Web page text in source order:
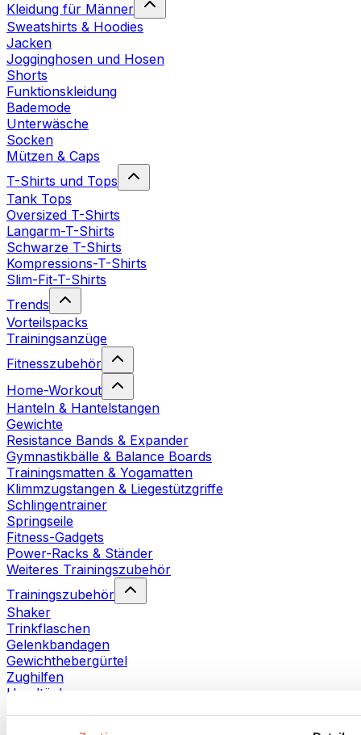
Kleidung für Männer
Sweatshirts & Hoodies
Jacken
Jogginghosen und Hosen
Shorts
Funktionskleidung
Bademode
Unterwäsche
Socken
Mützen & Caps
T-Shirts und Tops
Tank Tops
Oversized T-Shirts
Langarm-T-Shirts
Schwarze T-Shirts
Kompressions-T-Shirts
Slim-Fit-T-Shirts
Trends
Vorteilspacks
Trainingsanzüge
Fitnesszubehör
Home-Workout
Hanteln & Hantelstangen
Gewichte
Resistance Bands & Expander
Gymnastikbälle & Balance Boards
Trainingsmatten & Yogamatten
Klimmzugstangen & Liegestützgriffe
Schlingentrainer
Springseile
Fitness-Gadgets
Power-Racks & Ständer
Weiteres Trainingszubehör
Trainingszubehör
Shaker
Trinkflaschen
Gelenkbandagen
Gewichthebergürtel
Zughilfen
Handtücher